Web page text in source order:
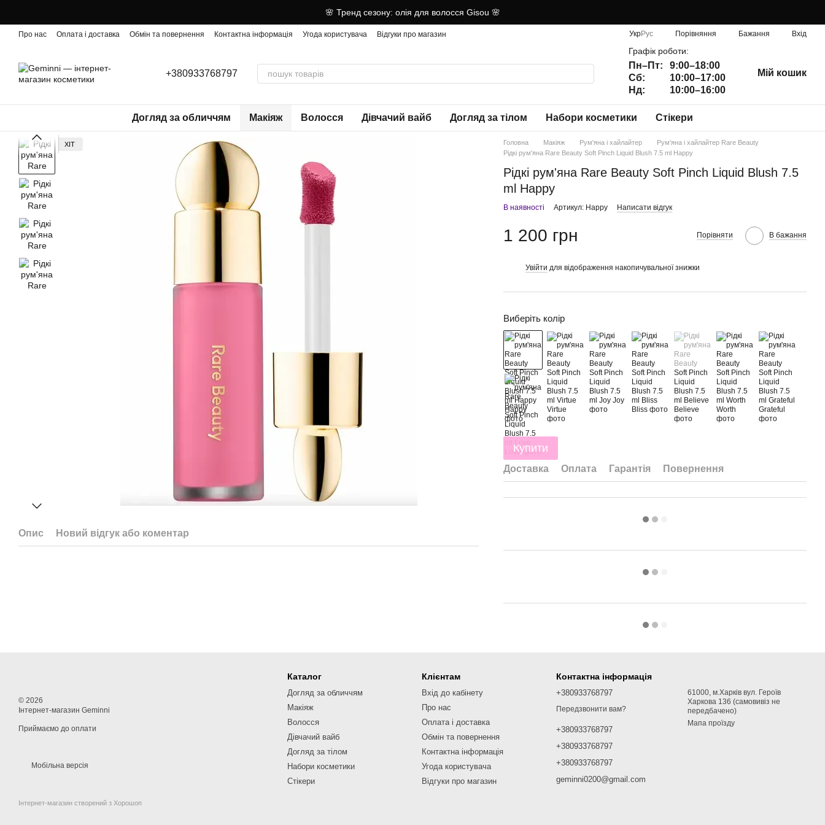
🌸 Тренд сезону: олія для волосся Gisou 🌸
Про нас Оплата і доставка Обмін та повернення Контактна інформація Угода користувача Відгуки про магазин УкрРус Порівняння Бажання Вхід
+380933768797
Графік роботи:
Пн–Пт:
9:00–18:00
Сб:
10:00–17:00
Нд:
10:00–16:00
Мій кошик
Догляд за обличчям Макіяж Волосся Дівчачий вайб Догляд за тілом Набори косметики Стікери
ХІТ
Опис Новий відгук або коментар
Головна Макіяж Рум'яна і хайлайтер
Рум'яна і хайлайтер Rare Beauty
Рідкі рум'яна Rare Beauty Soft Pinch Liquid Blush 7.5 ml Happy
Рідкі рум'яна Rare Beauty Soft Pinch Liquid Blush 7.5
ml Happy
В наявності Артикул: Happy Написати відгук
1 200 грн Порівняти В бажання
Увійти для відображення накопичувальної знижки
Виберіть колір
Купити
Доставка Оплата Гарантія Повернення
© 2026
Інтернет-магазин Geminni
Приймаємо до оплати
Мобільна версія
Інтернет-магазин створений з Хорошоп
Каталог
Догляд за обличчям
Макіяж
Волосся
Дівчачий вайб
Догляд за тілом
Набори косметики
Стікери
Клієнтам
Вхід до кабінету
Про нас
Оплата і доставка
Обмін та повернення
Контактна інформація
Угода користувача
Відгуки про магазин
Контактна інформація
+380933768797
Передзвонити вам?
+380933768797
+380933768797
+380933768797
geminni0200@gmail.com
61000, м.Харків вул. Героїв
Харкова 136 (самовивіз не
передбачено)
Мапа проїзду